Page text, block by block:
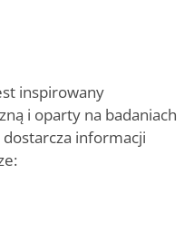
inspirowany
i oparty na badaniach
informacji